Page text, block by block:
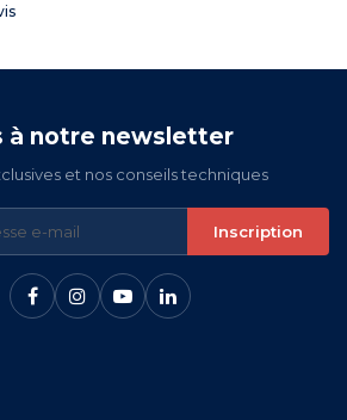
à notre newsletter
et nos conseils techniques
Inscription